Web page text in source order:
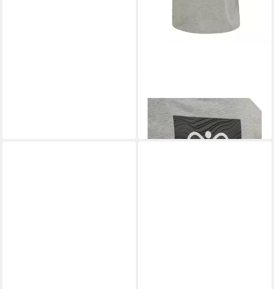
T-Shirt Hummel hmlOFFGRID
T-Shirt Baumwolle
24,95 €